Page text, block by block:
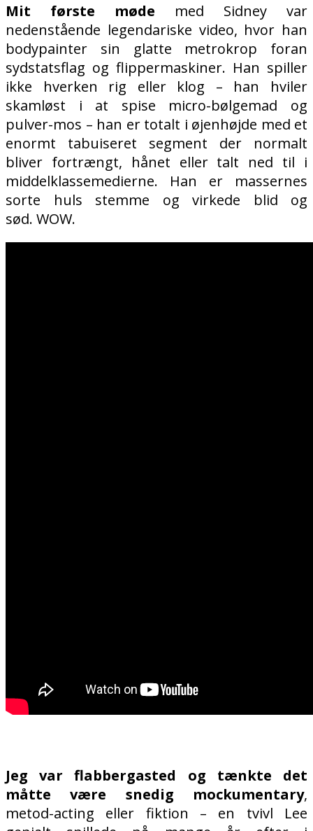
Mit første møde med Sidney var
nedenstående legendariske video, hvor han
bodypainter sin glatte metrokrop foran
sydstatsflag og flippermaskiner. Han spiller
ikke hverken rig eller klog – han hviler
skamløst i at spise micro-bølgemad og
pulver-mos – han er totalt i øjenhøjde med et
enormt tabuiseret segment der normalt
bliver fortrængt, hånet eller talt ned til i
middelklassemedierne. Han er massernes
sorte huls stemme og virkede blid og
sød. WOW.
Jeg var flabbergasted og tænkte det
måtte være snedig mockumentary,
metod-acting eller fiktion – en tvivl Lee